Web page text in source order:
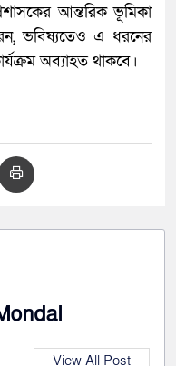
আন্তরিক ভূমিকা
ভবিষ্যতেও এ ধরনের
অব্যাহত থাকবে।
View All Post